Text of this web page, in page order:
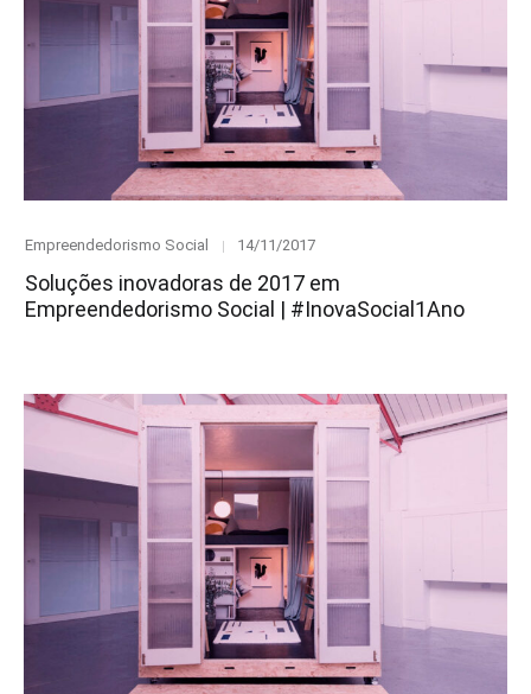
Category
Empreendedorismo Social
Posted
14/11/2017
Soluções inovadoras de 2017 em
Empreendedorismo Social | #InovaSocial1Ano